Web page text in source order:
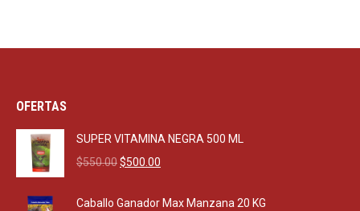
OFERTAS
SUPER VITAMINA NEGRA 500 ML
$550.00Original
was:
$500.00
is:
Caballo Ganador Max Manzana 20 KG